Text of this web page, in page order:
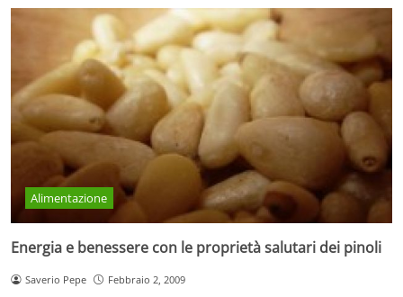
Alimentazione
Energia e benessere con le proprietà salutari dei pinoli
Saverio Pepe Febbraio 2, 2009